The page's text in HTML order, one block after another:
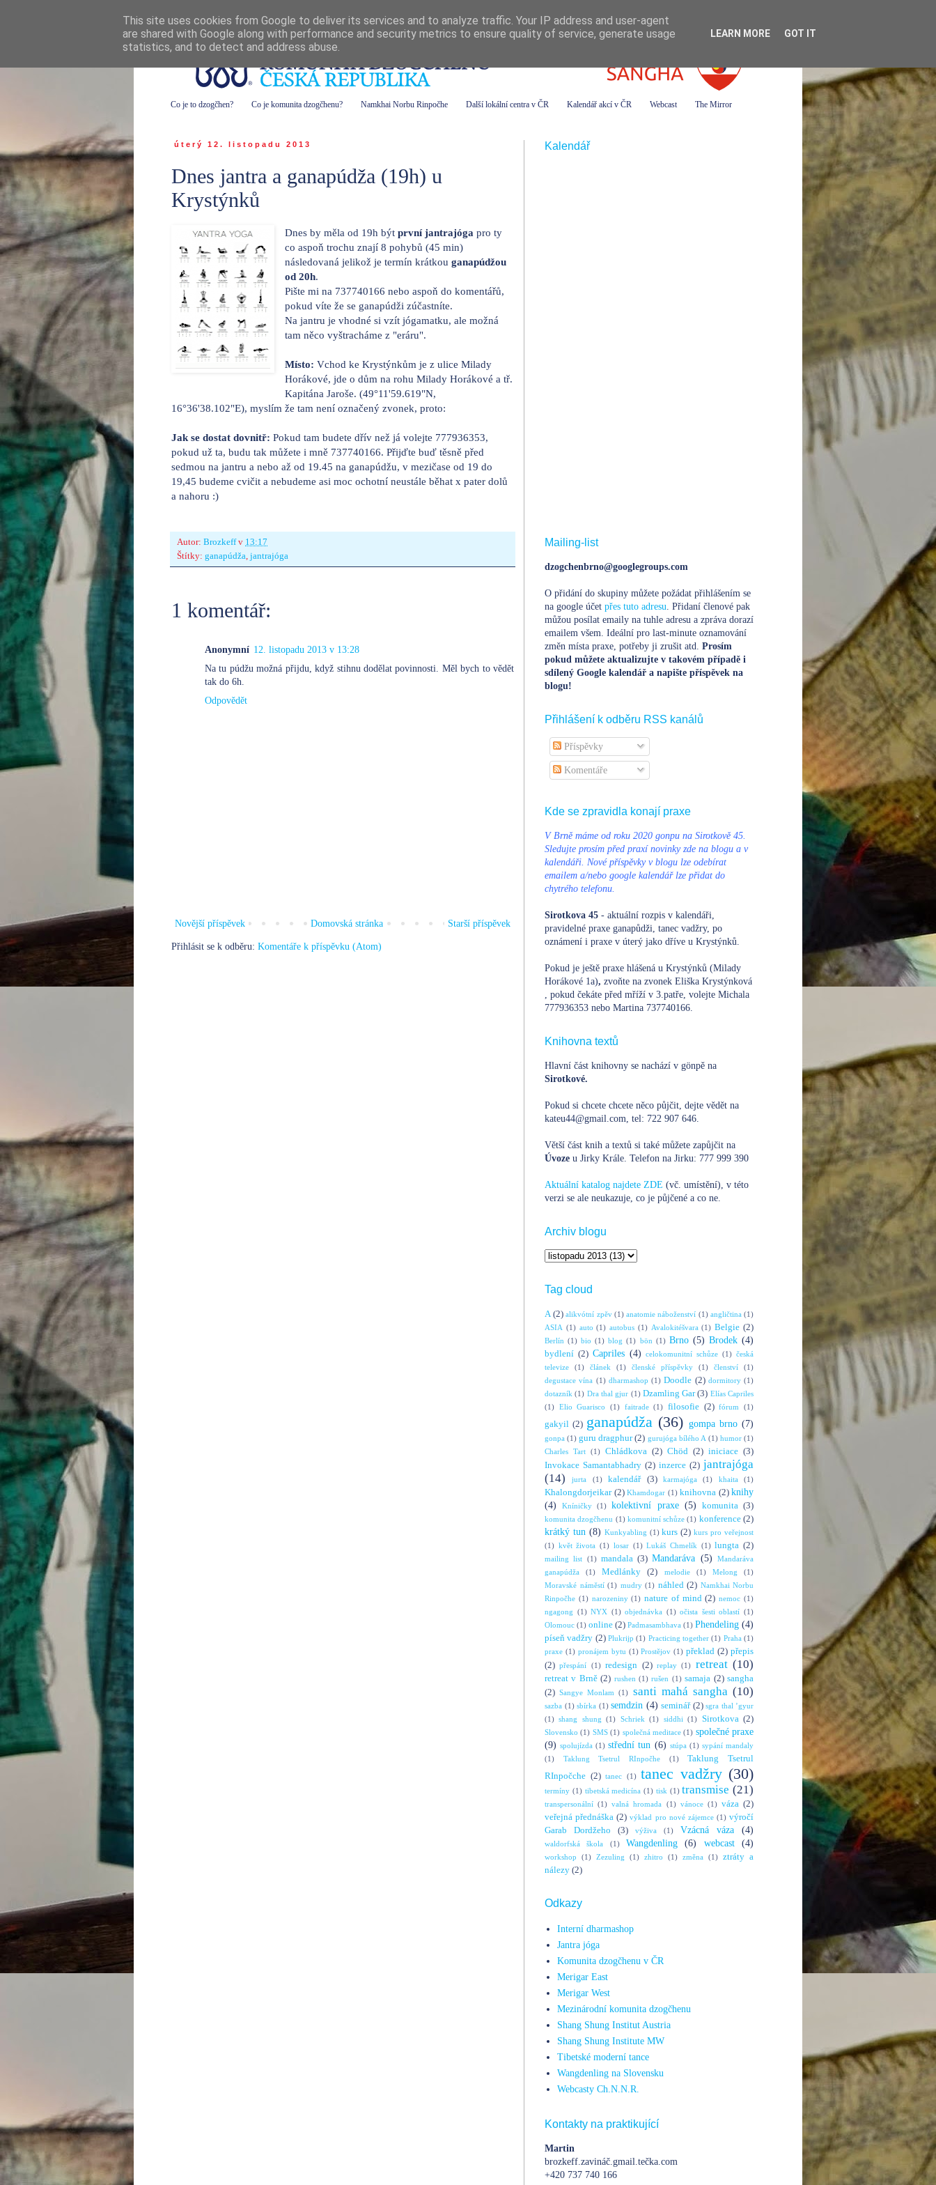
Co je to dzogčhen? Co je komunita dzogčhenu? Namkhai Norbu Rinpočhe Další lokální centra v ČR Kalendář akcí v ČR Webcast The Mirror
úterý 12. listopadu 2013
Dnes jantra a ganapúdža (19h) u
Krystýnků
Dnes by měla od 19h býtprvní jantrajógapro ty
co aspoň trochu znají 8 pohybů (45 min)
následovaná jelikož je termín krátkouganapúdžou
od 20h.
Pište mi na 737740166 nebo aspoň do komentářů,
pokud víte že se ganapúdži zúčastníte.
Na jantru je vhodné si vzít jógamatku, ale možná
tam něco vyštracháme z "eráru".
Místo: Vchod ke Krystýnkům je z ulice Milady
Horákové, jde o dům na rohu Milady Horákové a tř.
Kapitána Jaroše. (49°11'59.619"N,
16°36'38.102"E), myslím že tam není označený zvonek, proto:
Jak se dostat dovnitř: Pokud tam budete dřív než já volejte 777936353,
pokud už ta, budu tak můžete i mně 737740166. Přijďte buď těsně před
sedmou na jantru a nebo až od 19.45 na ganapúdžu, v mezičase od 19 do
19,45 budeme cvičit a nebudeme asi moc ochotní neustále běhat x pater dolů
a nahoru :)
Autor: Brozkeff v 13:17
Štítky: ganapúdža jantrajóga
1 komentář:
Anonymní 12. listopadu 2013 v 13:28
Na tu púdžu možná přijdu, když stihnu dodělat povinnosti. Měl bych to vědět
tak do 6h.
Odpovědět
Novější příspěvek Starší příspěvek
Domovská stránka
Přihlásit se k odběru: Komentáře k příspěvku (Atom)
Kalendář
Mailing-list
dzogchenbrno@googlegroups.com
O přidání do skupiny můžete požádat přihlášením se
na google účet přes tuto adresu. Přidaní členové pak
můžou posílat emaily na tuhle adresu a zpráva dorazí
emailem všem. Ideální pro last-minute oznamování
změn místa praxe, potřeby ji zrušit atd. Prosím
pokud můžete aktualizujte v takovém případě i
sdílený Google kalendář a napište příspěvek na
blogu!
Přihlášení k odběru RSS kanálů
Příspěvky
Komentáře
Kde se zpravidla konají praxe
V Brně máme od roku 2020 gonpu na Sirotkově 45.
Sledujte prosím před praxí novinky zde na blogu a v
kalendáři. Nové příspěvky v blogu lze odebírat
emailem a/nebo google kalendář lze přidat do
chytrého telefonu.
Sirotkova 45 - aktuální rozpis v kalendáři,
pravidelné praxe ganapůdži, tanec vadžry, po
oznámení i praxe v úterý jako dříve u Krystýnků.
Pokud je ještě praxe hlášená u Krystýnků (Milady
Horákové 1a), zvoňte na zvonek Eliška Krystýnková
, pokud čekáte před mříží v 3.patře, volejte Michala
777936353 nebo Martina 737740166.
Knihovna textů
Hlavní část knihovny se nachází v gönpě na
Sirotkové.
Pokud si chcete chcete něco půjčit, dejte vědět na
kateu44@gmail.com, tel: 722 907 646.
Větší část knih a textů si také můžete zapůjčit na
Úvoze u Jirky Krále. Telefon na Jirku: 777 999 390
Aktuální katalog najdete ZDE (vč. umístění), v této
verzi se ale neukazuje, co je půjčené a co ne.
Archiv blogu
Tag cloud
A (2) alikvótní zpěv (1) anatomie náboženství (1) angličtina (1)
ASIA (1) auto (1) autobus (1) Avalokitéšvara (1) Belgie (2)
Berlín (1) bio (1) blog (1) bön (1) Brno (5) Brodek (4)
bydlení (2) Capriles (4) celokomunitní schůze (1) česká
televize
(1) článek (1) členské příspěvky (1) členství
(1)
degustace vína (1) dharmashop (1) Doodle (2) dormitory (1)
dotazník (1) Dra thal gjur (1) Dzamling Gar (3) Elías Capriles
(1) Elio Guarisco (1) faitrade (1) filosofie (2) fórum (1)
gakyil (2) ganapúdža (36) gompa brno (7)
gonpa (1) guru dragphur (2) gurujóga bílého A (1) humor (1)
Charles Tart (1) Chládkova (2) Chöd (2) iniciace (3)
Invokace Samantabhadry (2) inzerce (2) jantrajóga
(14)
jurta (1) kalendář (3) karmajóga (1) khaita (1)
Khalongdorjeikar (2) Khamdogar (1) knihovna (2) knihy
(4)
Kníničky (1) kolektivní praxe (5) komunita (3)
komunita dzogčhenu (1) komunitní schůze (1) konference (2)
krátký tun (8) Kunkyabling (1) kurs (2) kurs pro veřejnost
(1) květ života (1) losar (1) Lukáš Chmelík (1) lungta (2)
mailing list (1) mandala (3) Mandaráva (5)
Mandaráva
ganapúdža
(1) Medlánky (2) melodie (1) Melong
(1)
Moravské náměstí (1) mudry (1) náhled (2) Namkhai Norbu
Rinpočhe (1) narozeniny (1) nature of mind (2) nemoc (1)
ngagong (1) NYX (1) objednávka (1) očista šesti oblastí (1)
Olomouc (1) online (2) Padmasambhava (1) Phendeling (4)
píseň vadžry (2) Plukrijp (1) Practicing together (1) Praha (1)
praxe (1) pronájem bytu (1) Prostějov (1) překlad (2) přepis
(2) přespání (1) redesign (2) replay (1) retreat (10)
retreat v Brně (2) rushen (1) rušen (1) samaja (2) sangha
(2) Sangye Monlam (1) santi mahá sangha (10)
sazba (1) sbírka (1) semdzin (4) seminář (2) sgra thal ’gyur
(1) shang shung (1) Schriek (1) siddhi (1) Sirotkova (2)
Slovensko (1) SMS (1) společná meditace (1) společné praxe
(9) spolujízda (1) střední tun (6) stúpa (1) sypání mandaly
(1)
Taklung Tsetrul RInpočhe (1)
Taklung Tsetrul
RInpočche (2) tanec (1) tanec vadžry (30)
termíny (1) tibetská medicína (1) tisk (1) transmise (21)
transpersonální (1) valná hromada (1) vánoce (1) váza (2)
veřejná přednáška (2) výklad pro nové zájemce (1) výročí
Garab Dordžeho
(3) výživa (1) Vzácná váza (4)
waldorfská škola (1) Wangdenling (6) webcast (4)
workshop (1) Zezuling (1) zhitro (1) změna (1) ztráty a
nálezy (2)
Odkazy
Interní dharmashop
Jantra jóga
Komunita dzogčhenu v ČR
Merigar East
Merigar West
Mezinárodní komunita dzogčhenu
Shang Shung Institut Austria
Shang Shung Institute MW
Tibetské moderní tance
Wangdenling na Slovensku
Webcasty Ch.N.N.R.
Kontakty na praktikující
Martin
brozkeff.zavináč.gmail.tečka.com
+420 737 740 166
This site uses cookies from Google to deliver its services and to analyze traffic. Your IP address and user-agent
are shared with Google along with performance and security metrics to ensure quality of service, generate usage
statistics, and to detect and address abuse.
LEARN MORE GOT IT